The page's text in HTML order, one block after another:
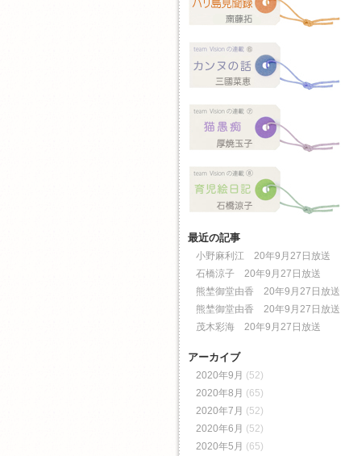
最近の記事
小野麻利江 20年9月27日放送
石橋涼子 20年9月27日放送
熊埜御堂由香 20年9月27日放送
熊埜御堂由香 20年9月27日放送
茂木彩海 20年9月27日放送
アーカイブ
2020年9月 (52)
2020年8月 (65)
2020年7月 (52)
2020年6月 (52)
2020年5月 (65)